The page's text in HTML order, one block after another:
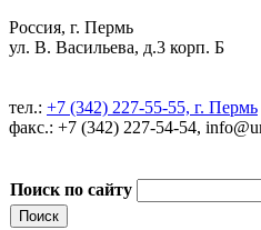
Россия, г. Пермь
ул. В. Васильева, д.3 корп. Б
тел.: +7 (342) 227-55-55, г. Пермь
факс.: +7 (342) 227-54-54,
Поиск по сайту